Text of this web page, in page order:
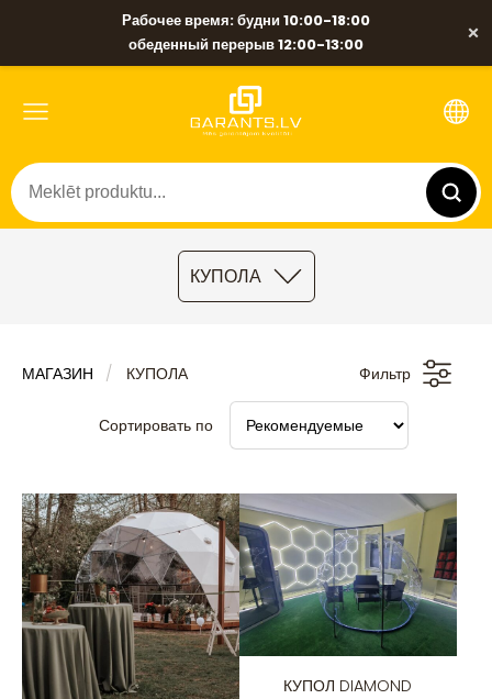
Рабочее время: будни 10:00-18:00
обеденный перерыв 12:00-13:00
×
КУПОЛА
МАГАЗИН КУПОЛА Фильтр
Сортировать по
КУПОЛ DIAMOND